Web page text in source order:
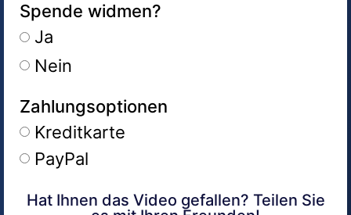
Spende widmen?
Ja
Nein
Zahlungsoptionen
Kreditkarte
PayPal
Alternative:
Hat Ihnen das Video gefallen? Teilen Sie